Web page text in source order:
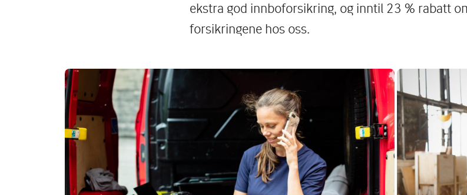
ekstra god innboforsikring, og inntil 23 % rabatt
forsikringene hos oss.
Image Image